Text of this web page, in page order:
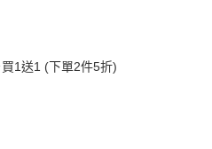
1送1 (下單2件5折)